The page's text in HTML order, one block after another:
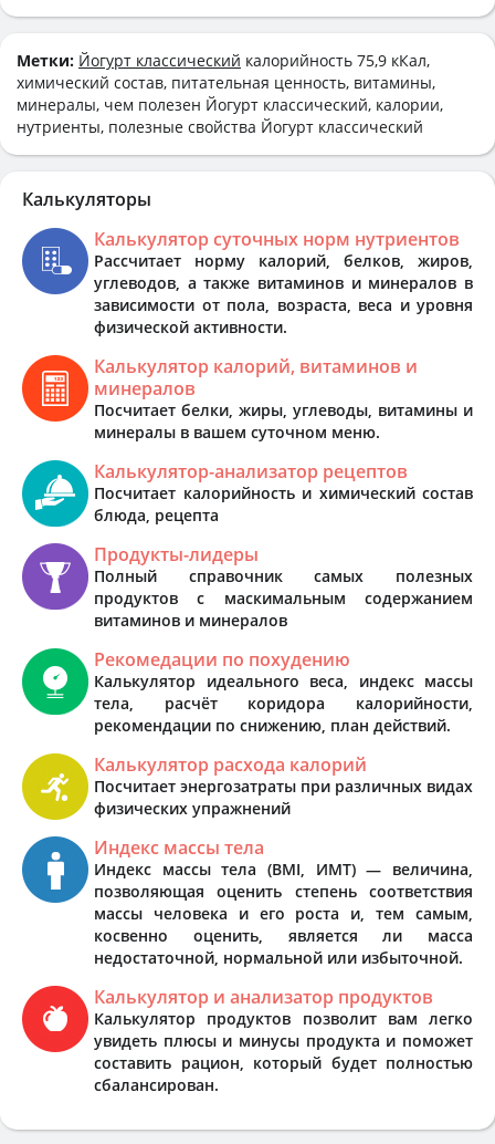
Метки: Йогурт классический калорийность 75,9 кКал,
химический состав, питательная ценность, витамины,
минералы, чем полезен Йогурт классический, калории,
нутриенты, полезные свойства Йогурт классический
Калькуляторы
Калькулятор суточных норм нутриентов
Рассчитает норму калорий, белков, жиров,
углеводов, а также витаминов и минералов в
зависимости от пола, возраста, веса и уровня
физической активности.
Калькулятор калорий, витаминов и
минералов
Посчитает белки, жиры, углеводы, витамины и
минералы в вашем суточном меню.
Калькулятор-анализатор рецептов
Посчитает калорийность и химический состав
блюда, рецепта
Продукты-лидеры
Полный справочник самых полезных
продуктов с маскимальным содержанием
витаминов и минералов
Рекомедации по похудению
Калькулятор идеального веса, индекс массы
тела, расчёт коридора калорийности,
рекомендации по снижению, план действий.
Калькулятор расхода калорий
Посчитает энергозатраты при различных видах
физических упражнений
Индекс массы тела
Индекс массы тела (BMI, ИМТ) — величина,
позволяющая оценить степень соответствия
массы человека и его роста и, тем самым,
косвенно оценить, является ли масса
недостаточной, нормальной или избыточной.
Калькулятор и анализатор продуктов
Калькулятор продуктов позволит вам легко
увидеть плюсы и минусы продукта и поможет
составить рацион, который будет полностью
сбалансирован.